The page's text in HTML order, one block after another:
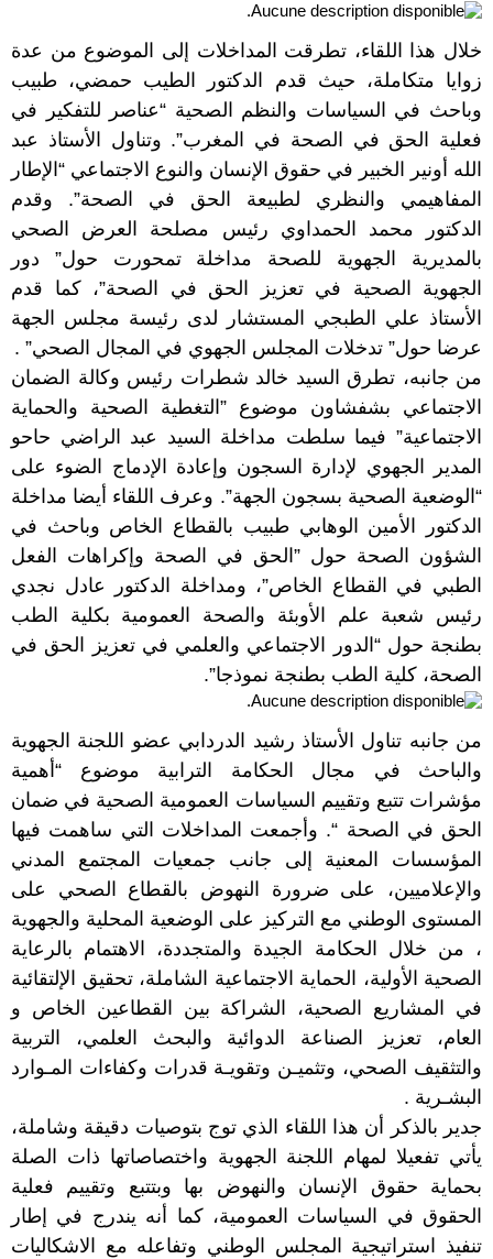
خلال هذا اللقاء، تطرقت المداخلات إلى الموضوع من عدة
زوايا متكاملة، حيث قدم الدكتور الطيب حمضي، طبيب
وباحث في السياسات والنظم الصحية “عناصر للتفكير في
فعلية الحق في الصحة في المغرب”. وتناول الأستاذ عبد
الله أونير الخبير في حقوق الإنسان والنوع الاجتماعي “الإطار
المفاهيمي والنظري لطبيعة الحق في الصحة”. وقدم
الدكتور محمد الحمداوي رئيس مصلحة العرض الصحي
بالمديرية الجهوية للصحة مداخلة تمحورت حول” دور
الجهوية الصحية في تعزيز الحق في الصحة”، كما قدم
الأستاذ علي الطبجي المستشار لدى رئيسة مجلس الجهة
عرضا حول” تدخلات المجلس الجهوي في المجال الصحي” .
من جانبه، تطرق السيد خالد شطرات رئيس وكالة الضمان
الاجتماعي بشفشاون موضوع ”التغطية الصحية والحماية
الاجتماعية” فيما سلطت مداخلة السيد عبد الراضي حاحو
المدير الجهوي لإدارة السجون وإعادة الإدماج الضوء على
“الوضعية الصحية بسجون الجهة”. وعرف اللقاء أيضا مداخلة
الدكتور الأمين الوهابي طبيب بالقطاع الخاص وباحث في
الشؤون الصحة حول ”الحق في الصحة وإكراهات الفعل
الطبي في القطاع الخاص”، ومداخلة الدكتور عادل نجدي
رئيس شعبة علم الأوبئة والصحة العمومية بكلية الطب
بطنجة حول “الدور الاجتماعي والعلمي في تعزيز الحق في
الصحة، كلية الطب بطنجة نموذجا”.
من جانبه تناول الأستاذ رشيد الدردابي عضو اللجنة الجهوية
والباحث في مجال الحكامة الترابية موضوع “أهمية
مؤشرات تتبع وتقييم السياسات العمومية الصحية في ضمان
الحق في الصحة “. وأجمعت المداخلات التي ساهمت فيها
المؤسسات المعنية إلى جانب جمعيات المجتمع المدني
والإعلاميين، على ضرورة النهوض بالقطاع الصحي على
المستوى الوطني مع التركيز على الوضعية المحلية والجهوية
، من خلال الحكامة الجيدة والمتجددة، الاهتمام بالرعاية
الصحية الأولية، الحماية الاجتماعية الشاملة، تحقيق الإلتقائية
في المشاريع الصحية، الشراكة بين القطاعين الخاص و
العام، تعزيز الصناعة الدوائية والبحث العلمي، التربية
والتثقيف الصحي، وتثميـن وتقويـة قدرات وكفاءات المـوارد
البشـرية .
جدير بالذكر أن هذا اللقاء الذي توج بتوصيات دقيقة وشاملة،
يأتي تفعيلا لمهام اللجنة الجهوية واختصاصاتها ذات الصلة
بحماية حقوق الإنسان والنهوض بها وبتتبع وتقييم فعلية
الحقوق في السياسات العمومية، كما أنه يندرج في إطار
تنفيذ استراتيجية المجلس الوطني وتفاعله مع الاشكاليات